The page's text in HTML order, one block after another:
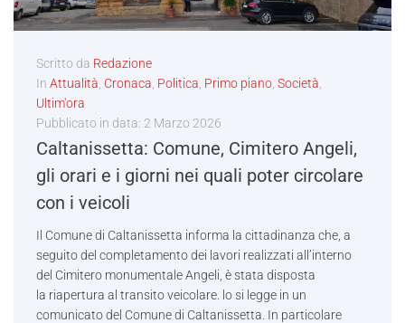
Scritto da Redazione
In Attualità Cronaca Politica Primo piano Società
Ultim'ora
Pubblicato in data: 2 Marzo 2026
Caltanissetta: Comune, Cimitero Angeli,
gli orari e i giorni nei quali poter circolare
con i veicoli
Il Comune di Caltanissetta informa la cittadinanza che, a
seguito del completamento dei lavori realizzati all’interno
del Cimitero monumentale Angeli, è stata disposta
la riapertura al transito veicolare. lo si legge in un
comunicato del Comune di Caltanissetta. In particolare